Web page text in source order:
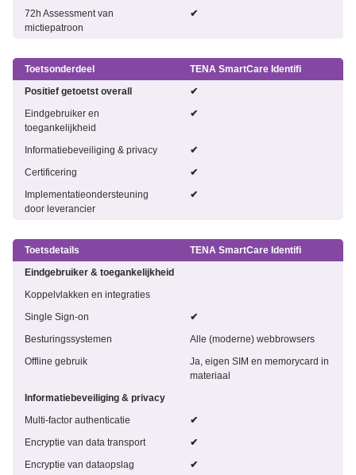
72h Assessment van
mictiepatroon
✔
Toetsonderdeel
TENA SmartCare Identifi
Positief getoetst overall
✔
Eindgebruiker en
toegankelijkheid
✔
Informatiebeveiliging & privacy
✔
Certificering
✔
Implementatieondersteuning
door leverancier
✔
Toetsdetails
TENA SmartCare Identifi
Eindgebruiker & toegankelijkheid
Koppelvlakken en integraties
Single Sign-on
✔
Besturingssystemen
Alle (moderne) webbrowsers
Offline gebruik
Ja, eigen SIM en memorycard in
materiaal
Informatiebeveiliging & privacy
Multi-factor authenticatie
✔
Encryptie van data transport
✔
Encryptie van dataopslag
✔